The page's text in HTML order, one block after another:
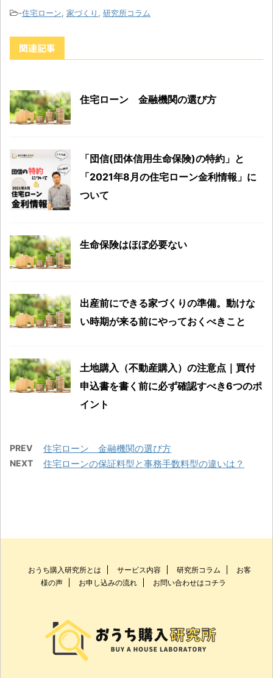
-住宅ローン, 家づくり , 研究所コラム
関連記事
住宅ローン 金融機関の選び方
「団信(団体信用生命保険)の特約」と
「2021年8月の住宅ローン金利情報」に
ついて
生命保険はほぼ必要ない
出産前にできる家づくりの準備。動けな
い時期が来る前にやっておくべきこと
土地購入（不動産購入）の注意点｜買付
申込書を書く前に必ず確認すべき6つのポ
イント
PREV 住宅ローン 金融機関の選び方
NEXT 住宅ローンの保証料型と事務手数料型の違いは？
おうち購入研究所とは サービス内容 研究所コラム
お客
様の声
お申し込みの流れ お問い合わせはコチラ